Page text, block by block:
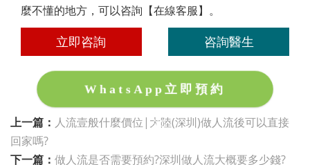
麼不懂的地方，可以咨詢【在線客服】。
立即咨詢 咨詢醫生
WhatsApp立即預約
上一篇： 人流壹般什麼價位|大陸(深圳)做人流後可以直接
回家嗎?
下一篇： 做人流是否需要預約?深圳做人流大概要多少錢?